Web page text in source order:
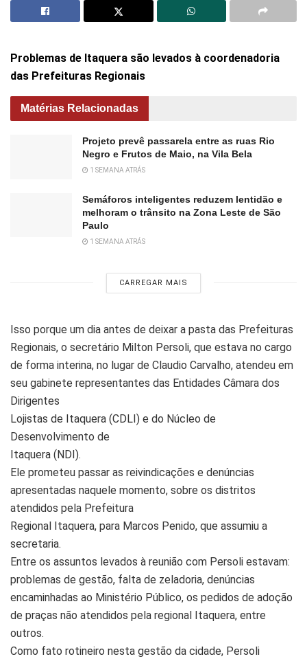
Problemas de Itaquera são levados à coordenadoria
das Prefeituras Regionais
Matérias Relacionadas
Projeto prevê passarela entre as ruas Rio
Negro e Frutos de Maio, na Vila Bela
1 SEMANA ATRÁS
Semáforos inteligentes reduzem lentidão e
melhoram o trânsito na Zona Leste de São
Paulo
1 SEMANA ATRÁS
CARREGAR MAIS
Isso porque um dia antes de deixar a pasta das Prefeituras
Regionais, o secretário Milton Persoli, que estava no cargo
de forma interina, no lugar de Claudio Carvalho, atendeu em
seu gabinete representantes das Entidades Câmara dos
Dirigentes
Lojistas de Itaquera (CDLI) e do Núcleo de
Desenvolvimento de
Itaquera (NDI).
Ele prometeu passar as reivindicações e denúncias
apresentadas naquele momento, sobre os distritos
atendidos pela Prefeitura
Regional Itaquera, para Marcos Penido, que assumiu a
secretaria.
Entre os assuntos levados à reunião com Persoli estavam:
problemas de gestão, falta de zeladoria, denúncias
encaminhadas ao Ministério Público, os pedidos de adoção
de praças não atendidos pela regional Itaquera, entre
outros.
Como fato rotineiro nesta gestão da cidade, Persoli